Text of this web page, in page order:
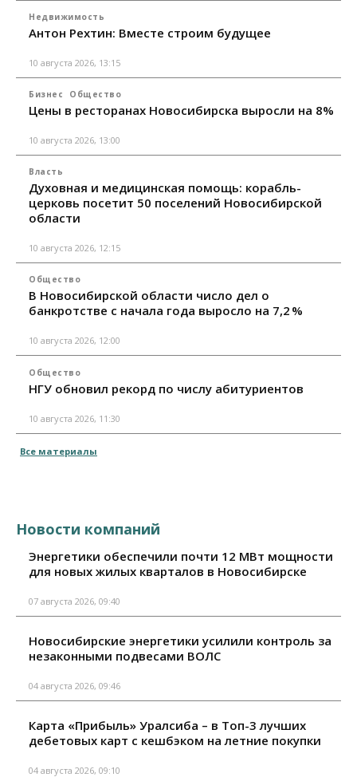
Недвижимость
Антон Рехтин: Вместе строим будущее
10 августа 2026, 13:15
Бизнес Общество
Цены в ресторанах Новосибирска выросли на 8%
10 августа 2026, 13:00
Власть
Духовная и медицинская помощь: корабль-
церковь посетит 50 поселений Новосибирской
области
10 августа 2026, 12:15
Общество
В Новосибирской области число дел о
банкротстве с начала года выросло на 7,2 %
10 августа 2026, 12:00
Общество
НГУ обновил рекорд по числу абитуриентов
10 августа 2026, 11:30
Все материалы
Новости компаний
Энергетики обеспечили почти 12 МВт мощности
для новых жилых кварталов в Новосибирске
07 августа 2026, 09:40
Новосибирские энергетики усилили контроль за
незаконными подвесами ВОЛС
04 августа 2026, 09:46
Карта «Прибыль» Уралсиба – в Топ-3 лучших
дебетовых карт с кешбэком на летние покупки
04 августа 2026, 09:10